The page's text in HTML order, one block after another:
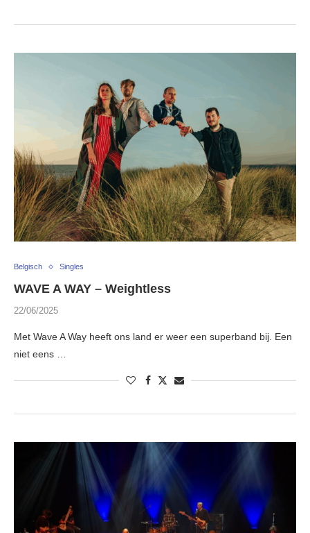
Belgisch Singles
WAVE A WAY – Weightless
22/06/2025
Met Wave A Way heeft ons land er weer een superband bij. Een
niet eens …